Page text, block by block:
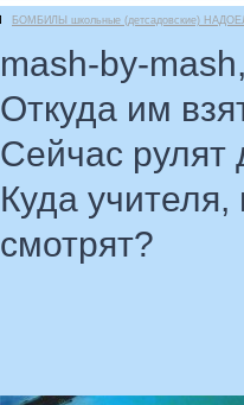
БОМБИЛЫ школьные (детсадовские)
mash-by-
Откуда им
Сейчас рулят
Куда учителя,
смотрят?